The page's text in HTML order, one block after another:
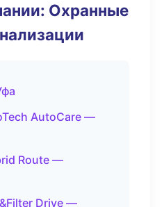
Охранные
AutoCare —
Route —
Drive —